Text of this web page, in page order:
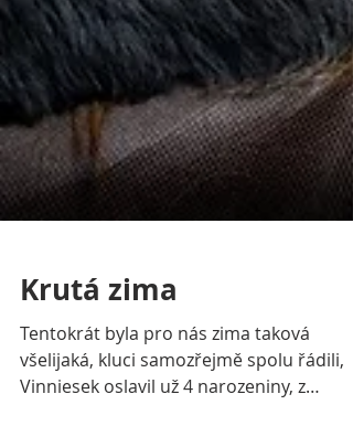
Krutá zima
Tentokrát byla pro nás zima taková